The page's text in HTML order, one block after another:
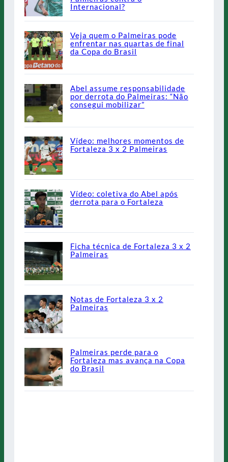
Internacional?
Veja quem o Palmeiras pode
enfrentar nas quartas de final
da Copa do Brasil
Abel assume responsabilidade
por derrota do Palmeiras: “Não
consegui mobilizar”
Vídeo: melhores momentos de
Fortaleza 3 x 2 Palmeiras
Vídeo: coletiva do Abel após
derrota para o Fortaleza
Ficha técnica de Fortaleza 3 x 2
Palmeiras
Notas de Fortaleza 3 x 2
Palmeiras
Palmeiras perde para o
Fortaleza mas avança na Copa
do Brasil